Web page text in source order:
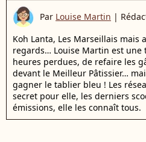
Par Louise Martin |
Koh Lanta, Les Marseillais mais
regards… Louise Martin est une
heures perdues, de refaire les
devant le Meilleur Pâtissier…
gagner le tablier bleu ! Les
secret pour elle, les derniers
émissions, elle les connaît tous.